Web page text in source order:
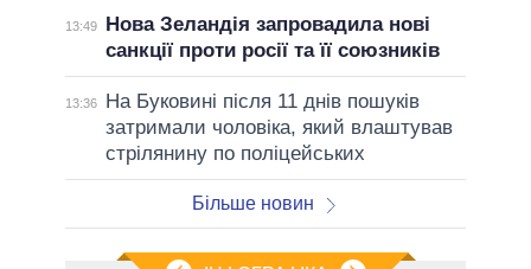
13:49
Нова Зеландія запровадила нові
санкції проти росії та її союзників
13:36
На Буковині після 11 днів пошуків
затримали чоловіка, який влаштував
стрілянину по поліцейських
Більше новин